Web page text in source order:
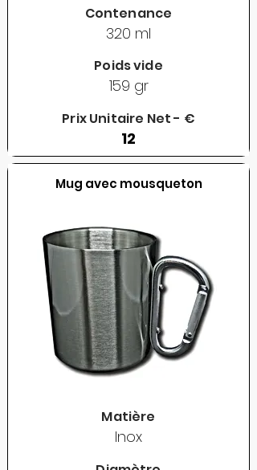
Contenance
320 ml
Poids vide
159 gr
Prix Unitaire Net - €
12
Mug avec mousqueton
Matière
Inox